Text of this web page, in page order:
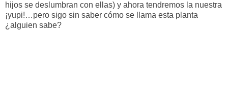
hijos se deslumbran con ellas) y ahora tendremos la nuestra
¡yupi!…pero sigo sin saber cómo se llama esta planta
¿alguien sabe?